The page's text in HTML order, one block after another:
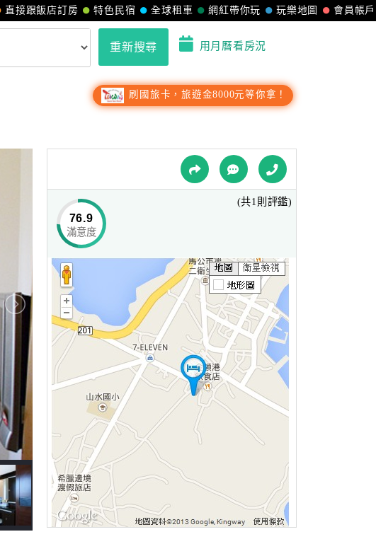
會員帳戶
玩樂地圖
網紅帶你玩
全球租車
特色民宿
直接跟飯店訂房
重新搜尋 用月曆看房況
刷國旅卡，旅遊金8000元等你拿！
76.9
滿意度
(共1則評鑑)